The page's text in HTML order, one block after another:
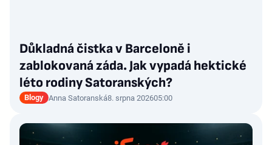
Důkladná čistka v Barceloně i
zablokovaná záda. Jak vypadá hektické
léto rodiny Satoranských?
Blogy Anna Satoranská8. srpna 202605:00